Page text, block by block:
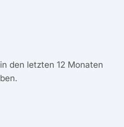
den letzten 12 Monaten